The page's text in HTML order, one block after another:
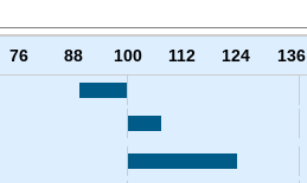
76 88 100 112 124 136